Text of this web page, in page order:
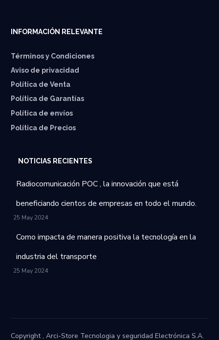
INFORMACIÓN RELEVANTE
Términos y Condiciones
Aviso de privacidad
Política de Venta
Política de Garantías
⁠Política de envíos
Política de Precios
NOTICIAS RECIENTES
Radiocomunicación POC , la innovación que está
beneficiando cientos de empresas en todo el mundo.
25 May 2024
Como impacta de manera positiva la tecnología en la
industria del transporte
25 May 2024
Copyright , Arci-Store Tecnologia y seguridad Electrónica S.A.